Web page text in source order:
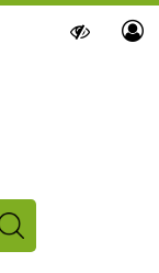
Paramètres